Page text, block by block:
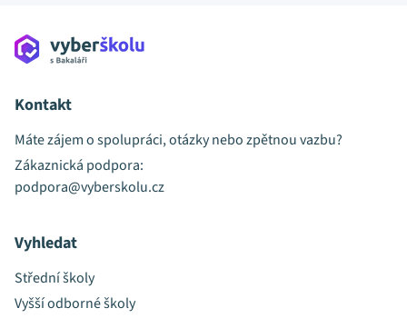
Kontakt
Máte zájem o spolupráci, otázky nebo zpětnou vazbu?
Zákaznická podpora:
podpora@vyberskolu.cz
Vyhledat
Střední školy
Vyšší odborné školy